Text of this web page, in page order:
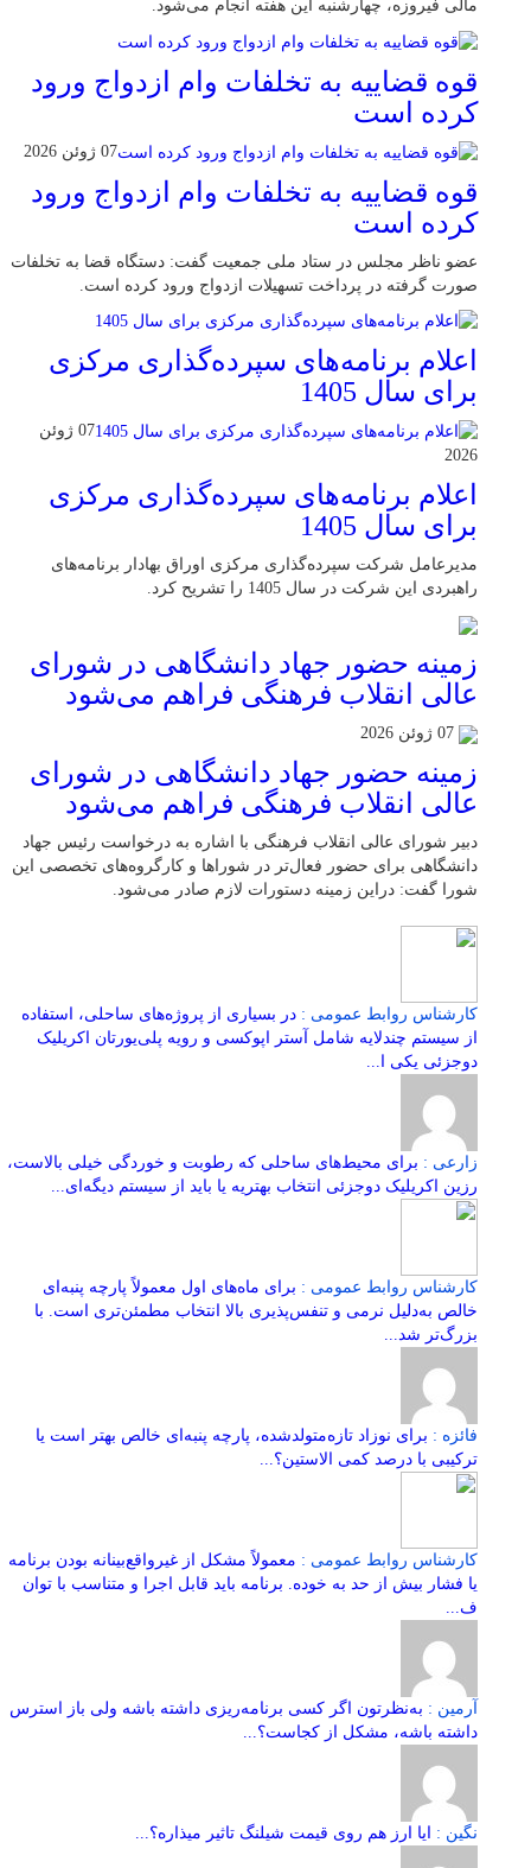
مالی فیروزه، چهارشنبه این هفته انجام می‌شود.
قوه قضاییه به تخلفات وام ازدواج ورود
کرده است
07 ژوئن 2026
قوه قضاییه به تخلفات وام ازدواج ورود
کرده است
عضو ناظر مجلس در ستاد ملی جمعیت گفت: دستگاه قضا به تخلفات
صورت گرفته در پرداخت تسهیلات ازدواج ورود کرده است.
اعلام برنامه‌های سپرده‌گذاری مرکزی
برای سال 1405
07 ژوئن
2026
اعلام برنامه‌های سپرده‌گذاری مرکزی
برای سال 1405
مدیرعامل شرکت سپرده‌گذاری مرکزی اوراق بهادار برنامه‌های
راهبردی این شرکت در سال 1405 را تشریح کرد.
زمینه حضور جهاد دانشگاهی در شورای
عالی انقلاب فرهنگی فراهم می‌شود
07 ژوئن 2026
زمینه حضور جهاد دانشگاهی در شورای
عالی انقلاب فرهنگی فراهم می‌شود
دبیر شورای عالی انقلاب فرهنگی با اشاره به درخواست رئیس جهاد
دانشگاهی برای حضور فعال‌تر در شوراها و کارگروه‌های تخصصی این
شورا گفت: دراین زمینه دستورات لازم صادر می‌شود.
کارشناس روابط عمومی : در بسیاری از پروژه‌های ساحلی، استفاده
از سیستم چندلایه شامل آستر اپوکسی و رویه پلی‌یورتان اکریلیک
دوجزئی یکی ا...
زارعی : برای محیط‌های ساحلی که رطوبت و خوردگی خیلی بالاست،
رزین اکریلیک دوجزئی انتخاب بهتریه یا باید از سیستم دیگه‌ای...
کارشناس روابط عمومی : برای ماه‌های اول معمولاً پارچه پنبه‌ای
خالص به‌دلیل نرمی و تنفس‌پذیری بالا انتخاب مطمئن‌تری است. با
بزرگ‌تر شد...
فائزه : برای نوزاد تازه‌متولدشده، پارچه پنبه‌ای خالص بهتر است یا
ترکیبی با درصد کمی الاستین؟...
کارشناس روابط عمومی : معمولاً مشکل از غیرواقع‌بینانه بودن برنامه
یا فشار بیش از حد به خوده. برنامه باید قابل اجرا و متناسب با توان
ف...
آرمین : به‌نظرتون اگر کسی برنامه‌ریزی داشته باشه ولی باز استرس
داشته باشه، مشکل از کجاست؟...
نگین : ایا ارز هم روی قیمت شیلنگ تاثیر میذاره؟...